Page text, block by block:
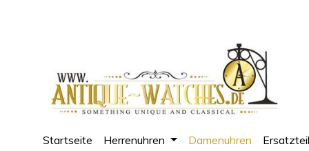
Startseite Herrenuhren Damenuhren